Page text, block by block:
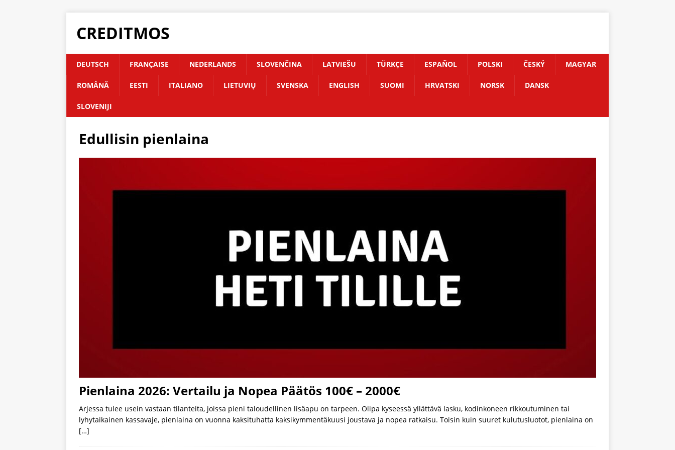
CREDITMOS
DEUTSCH FRANÇAISE NEDERLANDS SLOVENČINA LATVIEŠU TÜRKÇE ESPAÑOL POLSKI ČESKÝ MAGYAR
ROMÂNĂ EESTI ITALIANO LIETUVIŲ SVENSKA ENGLISH SUOMI HRVATSKI NORSK DANSK
SLOVENIJI
Edullisin pienlaina
Pienlaina 2026: Vertailu ja Nopea Päätös 100€ – 2000€
Arjessa tulee usein vastaan tilanteita, joissa pieni taloudellinen lisäapu on tarpeen. Olipa kyseessä yllättävä lasku, kodinkoneen rikkoutuminen tai
lyhytaikainen kassavaje, pienlaina on vuonna kaksituhatta kaksikymmentäkuusi joustava ja nopea ratkaisu. Toisin kuin suuret kulutusluotot, pienlaina on
[…]